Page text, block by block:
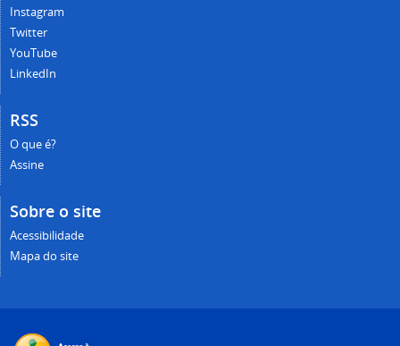
Instagram
Twitter
YouTube
LinkedIn
RSS
O que é?
Assine
Sobre o site
Acessibilidade
Mapa do site